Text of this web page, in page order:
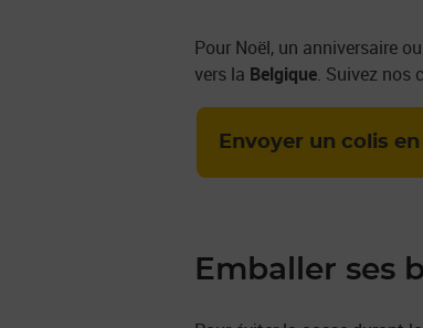
Pour Noël, un anniversaire
vers la Belgique. Suivez nos
Envoyer un colis
Emballer ses